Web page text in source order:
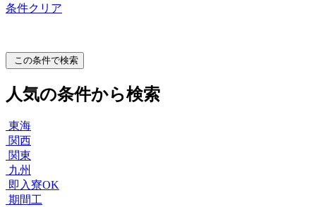
条件クリア
この条件で検索
人気の条件から検索
東海
関西
関東
九州
即入寮OK
期間工